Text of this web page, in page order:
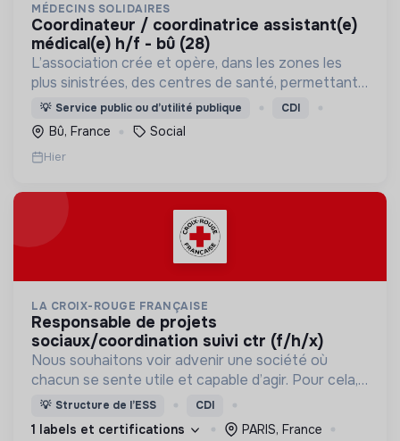
MÉDECINS SOLIDAIRES
coordinateur / coordinatrice assistant(e)
médical(e) h/f - bû (28)
L’association crée et opère, dans les zones les
plus sinistrées, des centres de santé, permettant
aux populations de retrouver une porte à laquelle
frapper lorsque le besoin médical survient.
💡 Service public ou d’utilité publique CDI
Bû, France Social
Hier
LA CROIX-ROUGE FRANÇAISE
responsable de projets
sociaux/coordination suivi ctr (f/h/x)
Nous souhaitons voir advenir une société où
chacun se sente utile et capable d’agir. Pour cela,
nous proposons des moyens et des lieux
d’engagement innovants et adaptés à tous.
💡 Structure de l’ESS CDI
1 labels et certifications
PARIS, France